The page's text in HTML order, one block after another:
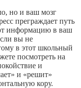
но и ваш мозг
преграждает путь
информацию в ваш
вы не
в этот школьный
посмотреть на
и
и «решит»
кору.